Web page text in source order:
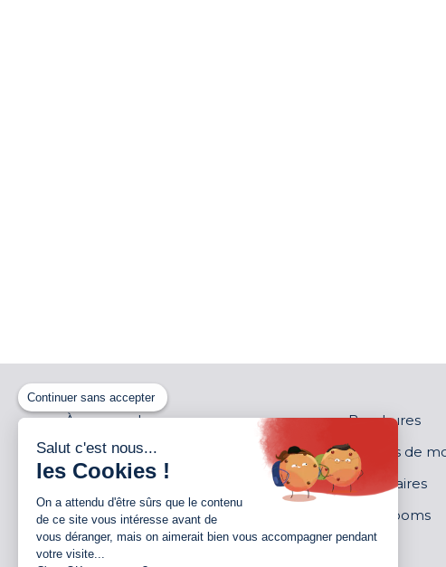
À propos de nous
Distributeurs
Garantie
Jobs
Contact
Brochures
Notices de
Partenaires
Showrooms
Devis
Continuer sans accepter
Salut c'est nous...
les Cookies !
On a attendu d'être sûrs que le contenu
de ce site vous intéresse avant de
vous déranger, mais on aimerait bien vous accompagner pendant
votre visite...